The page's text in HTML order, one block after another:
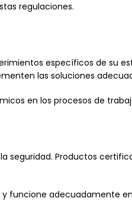
regulaciones.
específicos de su
las soluciones
en los procesos de
seguridad. Productos
y funcione adecuadamente